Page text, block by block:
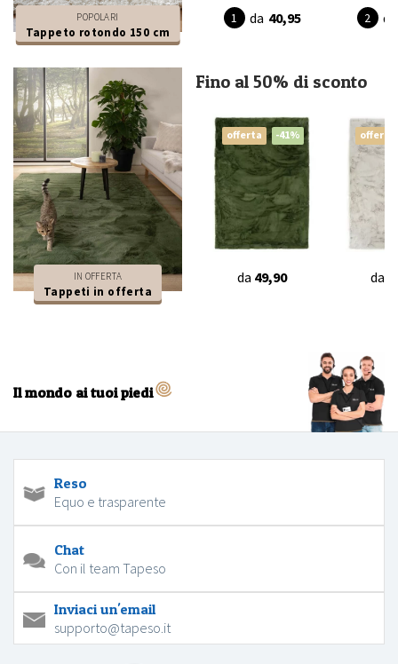
POPOLARI
Tappeto rotondo 150 cm
da 40,95 da
IN OFFERTA
Tappeti in offerta
Fino al 50% di sconto
offerta -41%
da 49,90
offerta
da
Il mondo ai tuoi piedi
Reso
Equo e trasparente
Chat
Con il team Tapeso
Inviaci un'email
supporto@tapeso.it